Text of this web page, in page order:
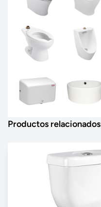
Productos relacionados